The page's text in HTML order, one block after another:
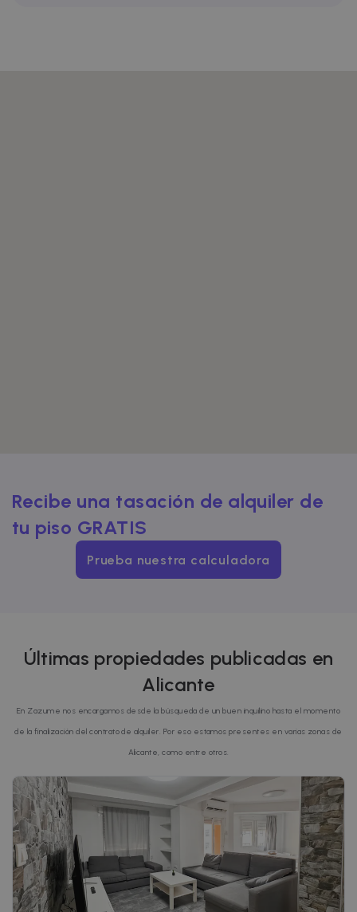
Recibe una tasación de alquiler de
tu piso GRATIS
Prueba nuestra calculadora
Últimas propiedades publicadas en
Alicante
En Zazume nos encargamos desde la búsqueda de un buen inquilino hasta el momento
de la finalización del contrato de alquiler. Por eso estamos presentes en varias zonas de
Alicante, como entre otros.